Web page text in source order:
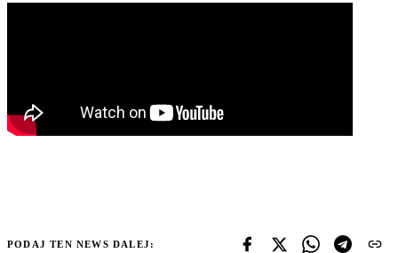
PODAJ TEN NEWS DALEJ: